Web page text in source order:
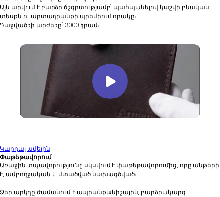
Այն արվում է բարձր ճշգրտությամբ՝ պահպանելով կաշվի բնական
տեսքն ու արտադրանքի պրեմիում որակը։
Դաջվածքի արժեքը՝ 3000 դրամ։
Կարդալ ավելին
Փաթեթավորում
Առաջին տպավորությունը սկսվում է փաթեթավորումից, որը անթերի
է, ամբողջական և մտածված նախագծված։
Ձեր արկղը ժամանում է ապրանքանիշային, բարձրակարգ